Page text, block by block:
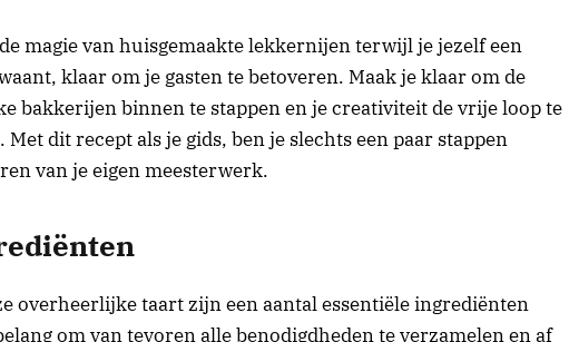
magie van huisgemaakte lekkernijen terwijl je jezelf een
klaar om je gasten te betoveren. Maak je klaar om de
bakkerijen binnen te stappen en je creativiteit de vrije loop te
dit recept als je gids, ben je slechts een paar stappen
van je eigen meesterwerk.
overheerlijke taart zijn een aantal essentiële ingrediënten
om van tevoren alle benodigdheden te verzamelen en af